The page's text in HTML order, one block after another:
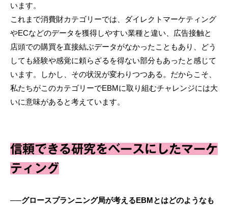
います。
これまで消費財カテゴリーでは、ダイレクトマーケティング
やECなどのデータを獲得しやすい業種と違い、広告接触と
店頭での購買を直接結ぶデータがなかったこともあり、どう
しても経験や感覚に頼らざるを得ない部分もあったと感じて
います。しかし、その状況が変わりつつある。だからこそ、
私たちがこのカテゴリーでEBMに取り組むチャレンジには大
いに意味があると考えています。
信頼できる研究をベースにしたマーケ
ティング
──グロースプランニング局が考えるEBMとはどのようなも